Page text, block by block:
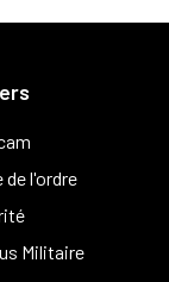
de l'ordre
Militaire